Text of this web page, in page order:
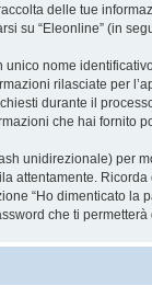
delle tue
su “Eleonline” (in
unico nome
rilasciate per
durante il
che hai fornito
unidirezionale) per
attentamente.
“Ho dimenticato
che ti